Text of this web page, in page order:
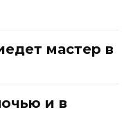
мастер в
и в